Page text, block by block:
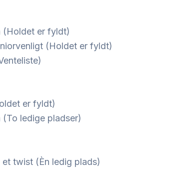
(Holdet er fyldt)
(Holdet er fyldt)
er fyldt)
ledige pladser)
twist (Èn ledig plads)